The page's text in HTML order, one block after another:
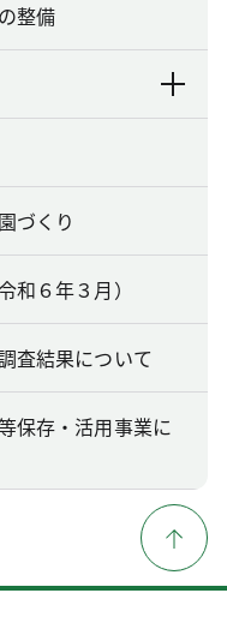
整備
づくり
和６年３月）
査結果について
保存・活用事業に